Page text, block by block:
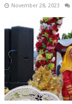
November 28, 2023